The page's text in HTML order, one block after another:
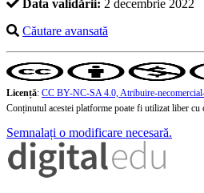
Data validării: 2 decembrie 2022
Căutare avansată
Licență: CC BY-NC-SA 4.0, Atribuire-
Conținutul acestei platforme poate fi utilizat liber
Semnalați o modificare necesară.